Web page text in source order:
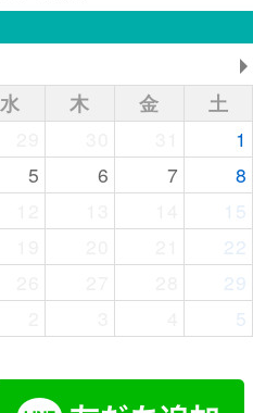
水 木 金
土
1
5 6 7
8
15
22
29
5